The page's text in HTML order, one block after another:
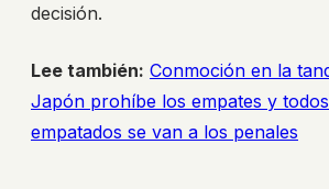
decisión.
Lee también: Conmoción en la
Japón prohíbe los empates y
empatados se van a los penales